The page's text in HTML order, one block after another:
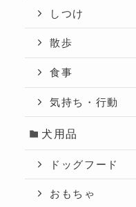
しつけ
散歩
食事
気持ち・行動
犬用品
ドッグフード
おもちゃ